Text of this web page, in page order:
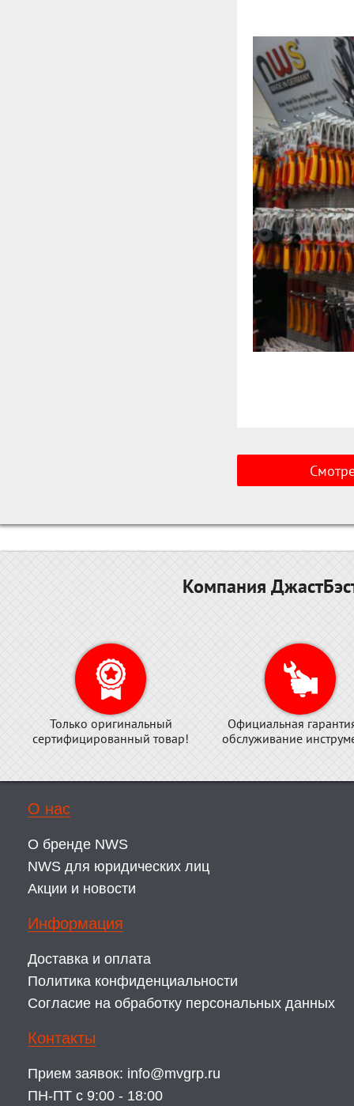
Компания
Только оригинальный
сертифицированный товар!
Официальная
обслуживание
О нас
О бренде NWS
NWS для юридических лиц
Акции и новости
Информация
Доставка и оплата
Политика конфиденциальности
Согласие на обработку персональных данных
Контакты
Прием заявок: info@mvgrp.ru
ПН-ПТ с 9:00 - 18:00